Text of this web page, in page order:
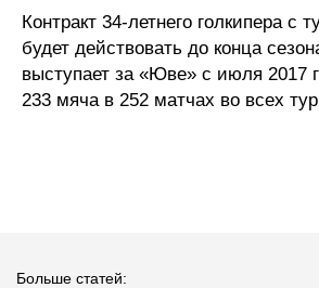
Контракт 34-летнего голкипера с
будет действовать до конца
выступает за «Юве» с июля 2017
233 мяча в 252 матчах во всех
Больше статей: